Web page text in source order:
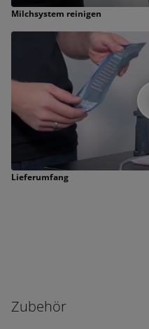
Milchsystem reinigen
Lieferumfang
Zubehör